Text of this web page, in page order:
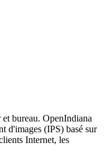
bureau. OpenIndiana
d'images (IPS) basé sur
Internet, les